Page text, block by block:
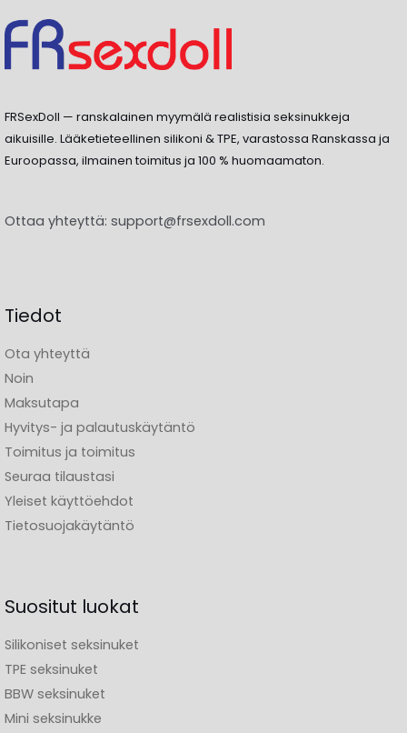
FRSexDoll — ranskalainen myymälä realistisia seksinukkeja
aikuisille. Lääketieteellinen silikoni & TPE, varastossa Ranskassa ja
Euroopassa, ilmainen toimitus ja 100 % huomaamaton.
Ottaa yhteyttä: support@frsexdoll.com
Tiedot
Ota yhteyttä
Noin
Maksutapa
Hyvitys- ja palautuskäytäntö
Toimitus ja toimitus
Seuraa tilaustasi
Yleiset käyttöehdot
Tietosuojakäytäntö
Suositut luokat
Silikoniset seksinuket
TPE seksinuket
BBW seksinuket
Mini seksinukke